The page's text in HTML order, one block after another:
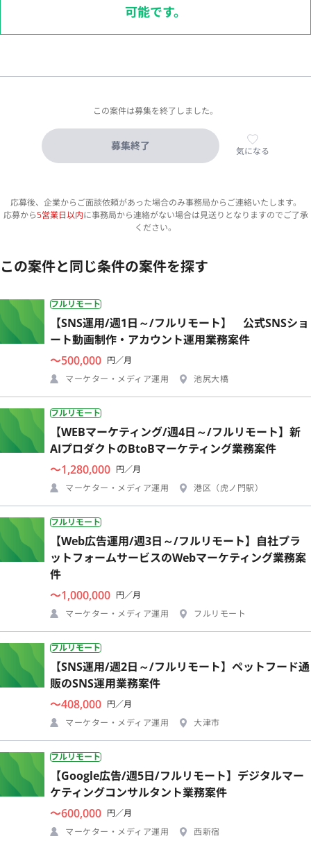
可能です。
この案件は募集を終了しました。
募集終了 気になる
応募後、企業からご面談依頼があった場合のみ事務局からご連絡いたします。
応募から5営業日以内に事務局から連絡がない場合は見送りとなりますのでご了承
ください。
この案件と同じ条件の案件を探す
フルリモート
【SNS運用/週1日～/フルリモート】 公式SNSショ
ート動画制作・アカウント運用業務案件
〜500,000 円／月
マーケター・メディア運用
池尻大橋
フルリモート
【WEBマーケティング/週4日～/フルリモート】新
AIプロダクトのBtoBマーケティング業務案件
〜1,280,000 円／月
マーケター・メディア運用
港区（虎ノ門駅）
フルリモート
【Web広告運用/週3日～/フルリモート】自社プラ
ットフォームサービスのWebマーケティング業務案
件
〜1,000,000 円／月
マーケター・メディア運用
フルリモート
フルリモート
【SNS運用/週2日～/フルリモート】ペットフード通
販のSNS運用業務案件
〜408,000 円／月
マーケター・メディア運用
大津市
フルリモート
【Google広告/週5日/フルリモート】デジタルマー
ケティングコンサルタント業務案件
〜600,000 円／月
マーケター・メディア運用
西新宿